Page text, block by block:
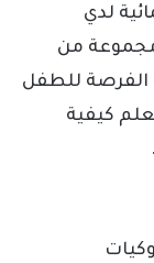
لدي
مجموعة من
الفرصة للطفل
كيفية